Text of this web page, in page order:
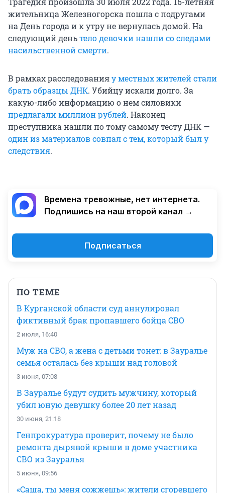
жительница Железногорска пошла с подругами
на День города и к утру не вернулась домой. На
следующий деньтело девочки нашли со следами
насильственной смерти.
В рамках расследованияу местных жителей стали
брать образцы ДНК. Убийцу искали долго. За
какую-либо информацию о нем силовики
предлагали миллион рублей. Наконец
преступника нашли по тому самому тесту ДНК —
один из материалов совпал с тем, который был у
следствия.
Времена тревожные, нет интернета.
Подпишись на наш второй канал →
Подписаться
ПО ТЕМЕ
В Курганской области суд аннулировал
фиктивный брак пропавшего бойца СВО
2 июля, 16:40
Муж на СВО, а жена с детьми тонет: в Зауралье
семья осталась без крыши над головой
3 июня, 07:08
В Зауралье будут судить мужчину, который
убил юную девушку более 20 лет назад
30 июня, 21:18
Генпрокуратура проверит, почему не было
ремонта дырявой крыши в доме участника
СВО из Зауралья
5 июня, 09:56
«Саша, ты меня сожжешь»: жители сгоревшего